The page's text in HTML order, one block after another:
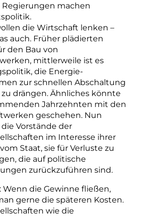
Regierungen machen
die Wirtschaft lenken –
auch. Früher plädierten
den Bau von
mittlerweile ist es
die Energie-
zur schnellen Abschaltung
drängen. Ähnliches könnte
Jahrzehnten mit den
geschehen. Nun
Vorstände der
im Interesse ihrer
Staat, sie für Verluste zu
die auf politische
zurückzuführen sind.
die Gewinne fließen,
gerne die späteren Kosten.
wie die